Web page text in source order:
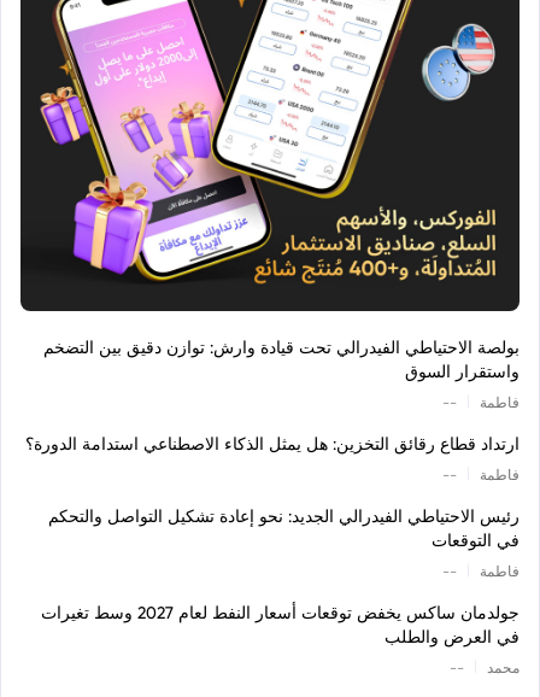
بولصة الاحتياطي الفيدرالي تحت قيادة وارش: توازن دقيق بين التضخم
واستقرار السوق
فاطمة --
ارتداد قطاع رقائق التخزين: هل يمثل الذكاء الاصطناعي استدامة الدورة؟
فاطمة --
رئيس الاحتياطي الفيدرالي الجديد: نحو إعادة تشكيل التواصل والتحكم
في التوقعات
فاطمة --
جولدمان ساكس يخفض توقعات أسعار النفط لعام 2027 وسط تغيرات
في العرض والطلب
محمد --